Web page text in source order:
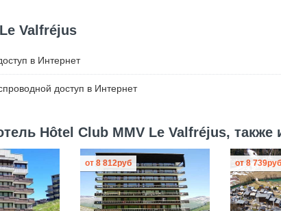
Valfréjus
в Интернет
доступ в Интернет
Hôtel Club MMV Le Valfréjus, также
от 8 812руб от8 739руб